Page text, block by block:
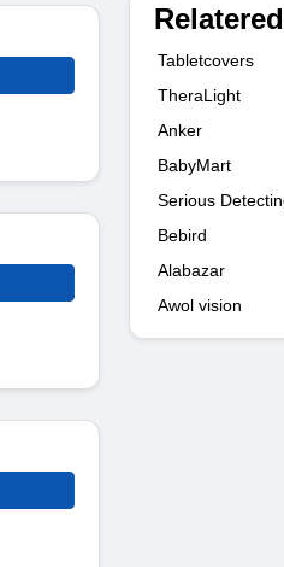
Tabletcovers
TheraLight
Anker
BabyMart
Serious
Bebird
Alabazar
Awol vision